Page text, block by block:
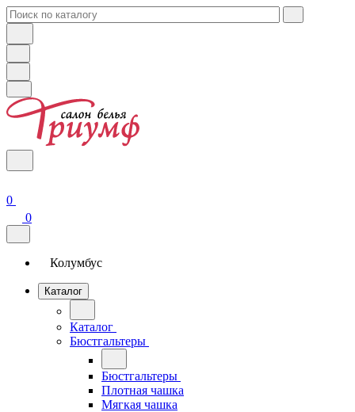
0
0
Колумбус
Каталог
Каталог
Бюстгальтеры
Бюстгальтеры
Плотная чашка
Мягкая чашка